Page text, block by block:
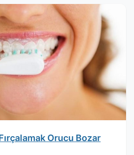
Orucu Bozar